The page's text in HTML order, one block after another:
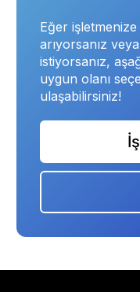
Eğer
arıyorsanız
istiyorsanız,
uygun olanı
ulaşabilirsiniz!